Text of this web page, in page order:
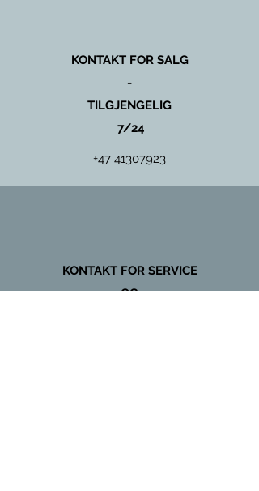
KONTAKT FOR SALG
-
TILGJENGELIG
7/24
+47 41307923
KONTAKT FOR SERVICE
OG